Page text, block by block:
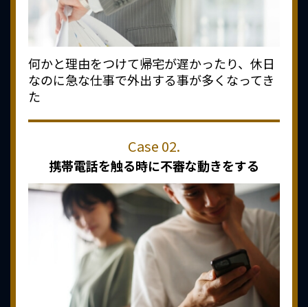
何かと理由をつけて帰宅が遅かったり、休日
なのに急な仕事で外出する事が多くなってき
た
携帯電話を触る時に不審な動きをする